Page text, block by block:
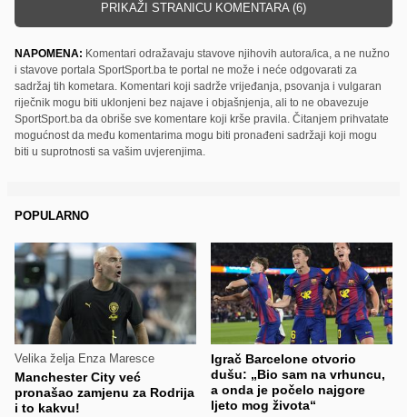
PRIKAŽI STRANICU KOMENTARA (6)
NAPOMENA: Komentari odražavaju stavove njihovih autora/ica, a ne nužno
i stavove portala SportSport.ba te portal ne može i neće odgovarati za
sadržaj tih kometara. Komentari koji sadrže vrijeđanja, psovanja i vulgaran
riječnik mogu biti uklonjeni bez najave i objašnjenja, ali to ne obavezuje
SportSport.ba da obriše sve komentare koji krše pravila. Čitanjem prihvatate
mogućnost da među komentarima mogu biti pronađeni sadržaji koji mogu
biti u suprotnosti sa vašim uvjerenjima.
POPULARNO
Velika želja Enza Maresce
Manchester City već
pronašao zamjenu za Rodrija
i to kakvu!
Igrač Barcelone otvorio
dušu: „Bio sam na vrhuncu,
a onda je počelo najgore
ljeto mog života“